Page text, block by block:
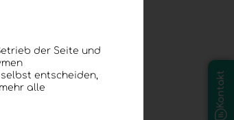
Kontakt
der Seite und
entscheiden,
alle